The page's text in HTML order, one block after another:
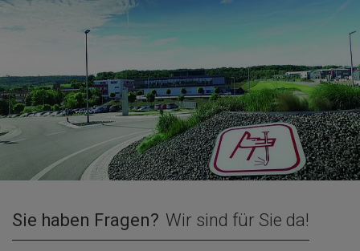
Sie haben Fragen? Wir sind für Sie da!